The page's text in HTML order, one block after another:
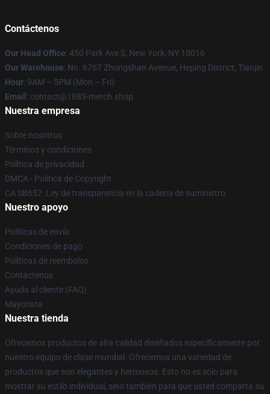
Contáctenos
Our Head Office: 450 Park Ave S, New York, NY 10016
Our Warehouse: No. 6767 Zhongshan Avenue, Heping District, Tianjin
Hour: 9AM – 5PM (Mon – Fri)
Email : contact@1883-merch.shop
Nuestra empresa
Sobre nosotros
Términos y condiciones
Política de privacidad
DMCA - Política de Copyright
CA SB657: Ley de transparencia en la cadena de suministro
Nuestro apoyo
Políticas de envío
Condiciones de pago
Políticas de reembolso
Contáctenos
Ayuda al cliente (FAQ)
Mayorista
Nuestra tienda
Ofrecemos productos de alta calidad diseñados específicamente por
nuestro equipo de clase mundial. Ofrecemos una variedad de
productos que son elegantes y hermosos. Esto no es sólo para
mostrar su estilo individual, sino también para que usted comparta su